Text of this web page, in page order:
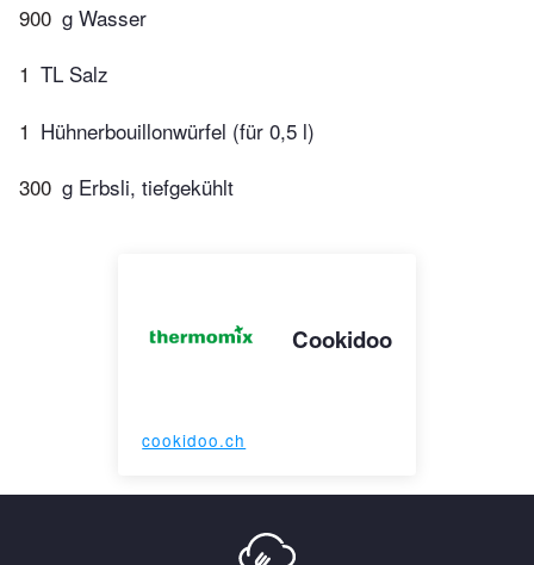
900 g Wasser
1 TL Salz
1 Hühnerbouillonwürfel (für 0,5 l)
300 g Erbsli, tiefgekühlt
Cookidoo
cookidoo.ch